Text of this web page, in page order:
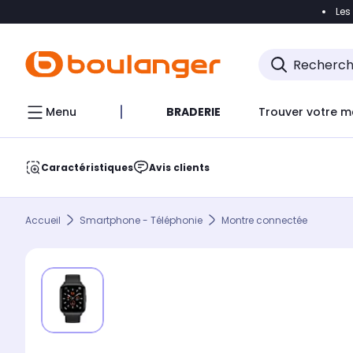
Accéder
Menu BRADERIE Trouver votre
Caractéristiques Avis clients
Accueil Smartphone - Téléphonie Montre connectée